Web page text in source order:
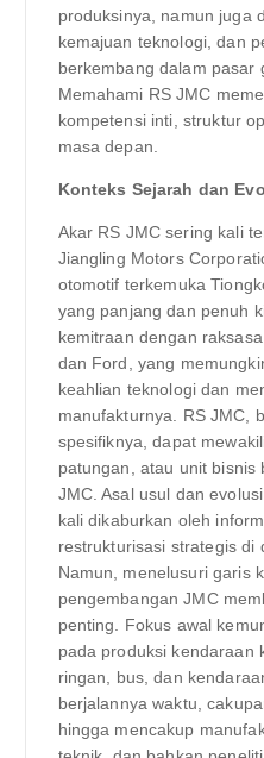
produksinya, namun juga
kemajuan teknologi, dan
berkembang dalam pasar
Memahami RS JMC
kompetensi inti, struktur
masa depan.
Konteks Sejarah dan
Akar RS JMC sering kali
Jiangling Motors
otomotif terkemuka
yang panjang dan penuh
kemitraan dengan
dan Ford, yang
keahlian teknologi dan
manufakturnya. RS JMC,
spesifiknya, dapat
patungan, atau unit bisnis
JMC. Asal usul dan
kali dikaburkan oleh
restrukturisasi strategis di
Namun, menelusuri garis
pengembangan JMC
penting. Fokus awal
pada produksi kendaraan
ringan, bus, dan
berjalannya waktu,
hingga mencakup